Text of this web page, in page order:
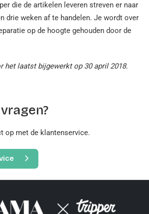
die de artikelen leveren streven er naar
drie weken af te handelen. Je wordt over
op de hoogte gehouden door de
het laatst bijgewerkt op 30 april 2018.
op met de klantenservice.